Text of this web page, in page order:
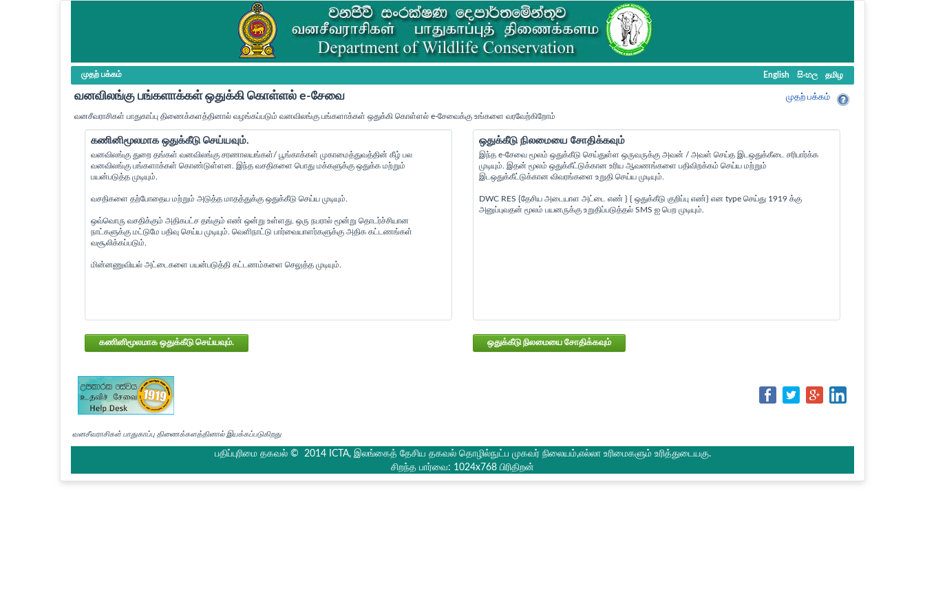
முதற் பக்கம் English සිංහල தமிழ
வனவிலங்கு பங்களாக்கள் ஒதுக்கி கொள்ளல் e-சேவை முதற் பக்கம்
வனசீவராசிகள் பாதுகாப்பு திணைக்களத்தினால் வழங்கப்படும் வனவிலங்கு பங்களாக்கள் ஒதுக்கி கொள்ளல் e-சேவைக்கு உங்களை வரவேற்கிறோம்
கணினிமூலமாக ஒதுக்கீடு செய்யவும்.
வனவிலங்கு துறை தங்கள் வனவிலங்கு சரணாலயங்கள்/ பூங்காக்கள் முகாமைத்துவத்தின் கீழ் பல
வனவிலங்கு பங்களாக்கள் கொண்டுள்ளன. இந்த வசதிகளை பொது மக்களுக்கு ஒதுக்க மற்றும்
பயன்படுத்த முடியும்.
வசதிகளை தற்போதைய மற்றும் அடுத்த மாதத்துக்கு ஒதுக்கீடு செய்ய முடியும்.
ஒவ்வொரு வசதிக்கும் அதிகபட்ச தங்கும் எண் ஒன்று உள்ளது. ஒரு நபரால் மூன்று தொடர்ச்சியான
நாட்களுக்கு மட்டுமே பதிவு செய்ய முடியும். வெளிநாட்டு பார்வையாளர்களுக்கு அதிக கட்டணங்கள்
வசூலிக்கப்படும்.
மின்னணுவியல் அட்டைகளை பயன்படுத்தி கட்டணம்களை செலுத்த முடியும்.
கணினிமூலமாக ஒதுக்கீடு செய்யவும்.
ஒதுக்கீடு நிலமையை சோதிக்கவும்
இந்த e-சேவை மூலம் ஒதுக்கீடு செய்துள்ள ஒருவருக்கு அவன் / அவள் செய்த இடஒதுக்கீடை சரிபார்க்க
முடியும். இதன் மூலம் ஒதுக்கீட்டுக்கான உரிய ஆவணங்களை பதிவிறக்கம் செய்ய மற்றும்
இடஒதுக்கீட்டுக்கான விவரங்களை உறுதி செய்ய முடியும்.
DWC RES {தேசிய அடையாள அட்டை எண் } { ஒதுக்கீடு குறிப்பு எண்} என type செய்து 1919 க்கு
அனுப்புவதன் மூலம் பயனருக்கு உறுதிப்படுத்தல் SMS ஐ பெற முடியும்.
ஒதுக்கீடு நிலமையை சோதிக்கவும்
வனசீவராசிகள் பாதுகாப்பு திணைக்களத்தினால் இயக்கப்படுகிறது
பதிப்புரிமை தகவல் © 2014 ICTA, இலங்கைத் தேசிய தகவல் தொழில்நுட்ப முகவர் நிலையம்,எல்லா உரிமைகளும் உரித்துடையகு.
சிறந்த பார்வை: 1024x768 பிரிதிறன்